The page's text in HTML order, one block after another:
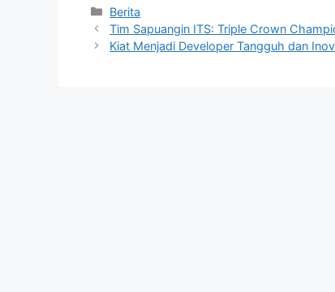
Kategori
Berita
Tim Sapuangin ITS: Triple Crown
Kiat Menjadi Developer Tangguh dan